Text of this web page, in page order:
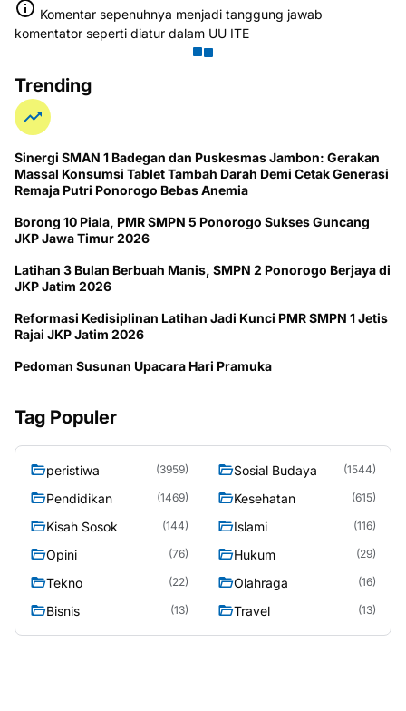
Komentar sepenuhnya menjadi tanggung jawab
komentator seperti diatur dalam UU ITE
Trending
Sinergi SMAN 1 Badegan dan Puskesmas Jambon: Gerakan
Massal Konsumsi Tablet Tambah Darah Demi Cetak Generasi
Remaja Putri Ponorogo Bebas Anemia
Borong 10 Piala, PMR SMPN 5 Ponorogo Sukses Guncang
JKP Jawa Timur 2026
Latihan 3 Bulan Berbuah Manis, SMPN 2 Ponorogo Berjaya di
JKP Jatim 2026
Reformasi Kedisiplinan Latihan Jadi Kunci PMR SMPN 1 Jetis
Rajai JKP Jatim 2026
Pedoman Susunan Upacara Hari Pramuka
Tag Populer
peristiwa (3959) Sosial Budaya (1544)
Pendidikan (1469) Kesehatan (615)
Kisah Sosok (144) Islami (116)
Opini (76) Hukum (29)
Tekno (22) Olahraga (16)
Bisnis (13) Travel (13)